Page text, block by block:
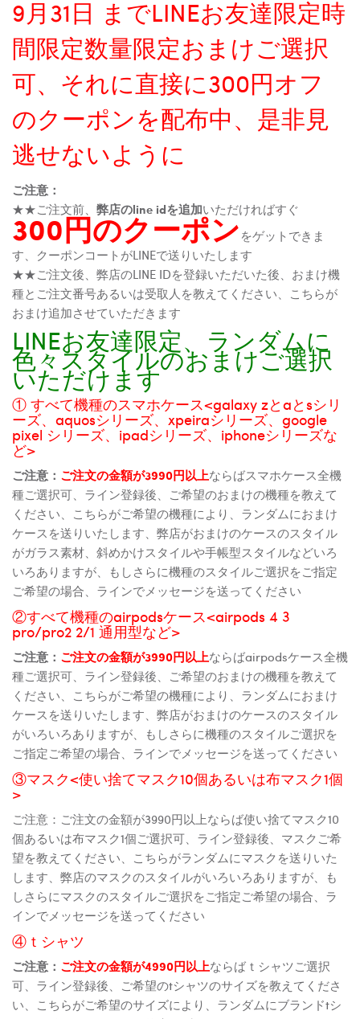
9月31日 までLINEお友達限定時
間限定数量限定おまけご選択
可、それに直接に300円オフ
のクーポンを配布中、是非見
逃せないように
ご注意：
★★ご注文前、 弊店のline idを追加いただければすぐ
300円のクーポンをゲットできま
す、クーポンコートがLINEで送りいたします
★★ご注文後、弊店のLINE IDを登録いただいた後、おまけ機
種とご注文番号あるいは受取人を教えてください、こちらが
おまけ追加させていただきます
LINEお友達限定、ランダムに
色々スタイルのおまけご選択
いただけます
① すべて機種のスマホケース<galaxy zとaとsシリ
ーズ、aquosシリーズ、xpeiraシリーズ、google
pixel シリーズ、ipadシリーズ、iphoneシリーズな
ど>
ご注意： ご注文の金額が3990円以上ならばスマホケース全機
種ご選択可、ライン登録後、ご希望のおまけの機種を教えて
ください、こちらがご希望の機種により、ランダムにおまけ
ケースを送りいたします、弊店がおまけのケースのスタイル
がガラス素材、斜めかけスタイルや手帳型スタイルなどいろ
いろありますが、もしさらに機種のスタイルご選択をご指定
ご希望の場合、ラインでメッセージを送ってください
②すべて機種のairpodsケース<airpods 4 3
pro/pro2 2/1 通用型など>
ご注意： ご注文の金額が3990円以上ならばairpodsケース全機
種ご選択可、ライン登録後、ご希望のおまけの機種を教えて
ください、こちらがご希望の機種により、ランダムにおまけ
ケースを送りいたします、弊店がおまけのケースのスタイル
がいろいろありますが、もしさらに機種のスタイルご選択を
ご指定ご希望の場合、ラインでメッセージを送ってください
③マスク<使い捨てマスク10個あるいは布マスク1個
>
ご注意：ご注文の金額が3990円以上ならば使い捨てマスク10
個あるいは布マスク1個ご選択可、ライン登録後、マスクご希
望を教えてください、こちらがランダムにマスクを送りいた
します、弊店のマスクのスタイルがいろいろありますが、も
しさらにマスクのスタイルご選択をご指定ご希望の場合、ラ
インでメッセージを送ってください
④ｔシャツ
ご注意： ご注文の金額が4990円以上ならばｔシャツご選択
可、ライン登録後、ご希望のtシャツのサイズを教えてくださ
い、こちらがご希望のサイズにより、ランダムにブランドtシ